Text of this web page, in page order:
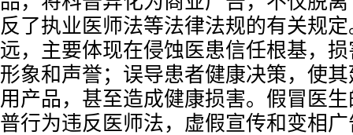
反了执业医师法等法律法规的有关规
远，主要体现在侵蚀医患信任根基，
形象和声誉；误导患者健康决策，使
用产品，甚至造成健康损害。假冒医
普行为违反医师法，虚假宣传和变相